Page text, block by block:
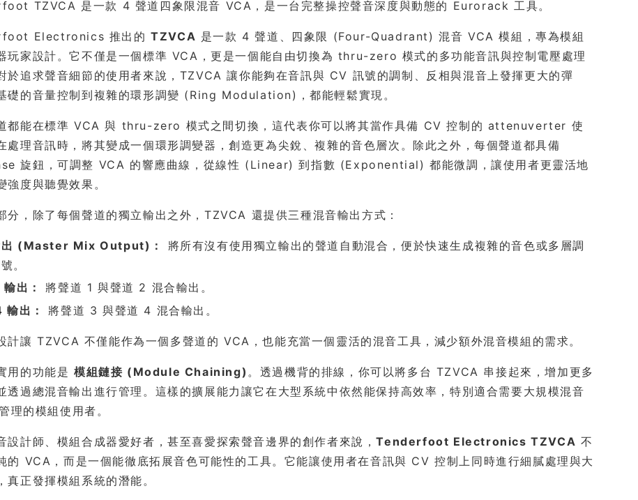
TZVCA 是一款 4 聲道四象限混音 VCA，是一台完整操控聲音深度與動態的 Eurorack 工具。
Electronics 推出的TZVCA 是一款 4 聲道、四象限 (Four-Quadrant) 混音 VCA 模組，專為模組
玩家設計。它不僅是一個標準 VCA，更是一個能自由切換為 thru-zero 模式的多功能音訊與控制電壓處理
於追求聲音細節的使用者來說，TZVCA 讓你能夠在音訊與 CV 訊號的調制、反相與混音上發揮更大的彈
礎的音量控制到複雜的環形調變 (Ring Modulation)，都能輕鬆實現。
都能在標準 VCA 與 thru-zero 模式之間切換，這代表你可以將其當作具備 CV 控制的 attenuverter 使
處理音訊時，將其變成一個環形調變器，創造更為尖銳、複雜的音色層次。除此之外，每個聲道都具備
旋鈕，可調整 VCA 的響應曲線，從線性 (Linear) 到指數 (Exponential) 都能微調，讓使用者更靈活地
強度與聽覺效果。
分，除了每個聲道的獨立輸出之外，TZVCA 還提供三種混音輸出方式：
出 (Master Mix Output)：
將所有沒有使用獨立輸出的聲道自動混合，便於快速生成複雜的音色或多層調
。
出：
將聲道 1 與聲道 2 混合輸出。
出：
將聲道 3 與聲道 4 混合輸出。
計讓 TZVCA 不僅能作為一個多聲道的 VCA，也能充當一個靈活的混音工具，減少額外混音模組的需求。
用的功能是 模組鏈接 (Module Chaining) 。透過機背的排線，你可以將多台 TZVCA 串接起來，增加更多
透過總混音輸出進行管理。這樣的擴展能力讓它在大型系統中依然能保持高效率，特別適合需要大規模混音
理的模組使用者。
設計師、模組合成器愛好者，甚至喜愛探索聲音邊界的創作者來說，Tenderfoot Electronics TZVCA 不
的 VCA，而是一個能徹底拓展音色可能性的工具。它能讓使用者在音訊與 CV 控制上同時進行細膩處理與大
真正發揮模組系統的潛能。